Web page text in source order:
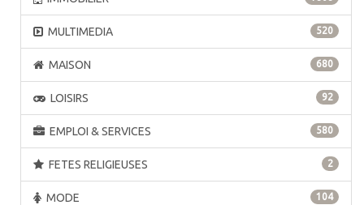
MULTIMEDIA 520
MAISON 680
LOISIRS 92
EMPLOI & SERVICES 580
FETES RELIGIEUSES 2
MODE 104